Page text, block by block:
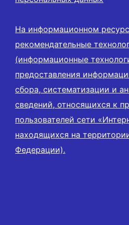
На информационном
рекомендательные
(информационные
предоставления
сбора, систематизации и
сведений, относящихся к
пользователей сети
находящихся на
Федерации).